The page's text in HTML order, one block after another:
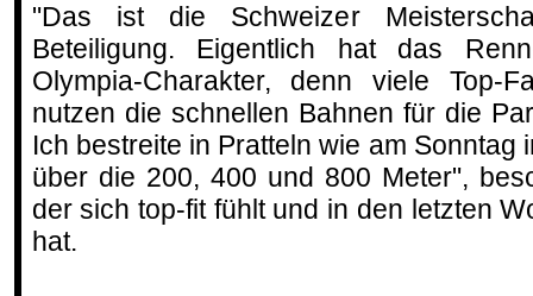
"Das ist die Schweizer
Beteiligung. Eigentlich hat das
Olympia-Charakter, denn viele Top-
nutzen die schnellen Bahnen für die
Ich bestreite in Pratteln wie am Sonntag
über die 200, 400 und 800 Meter",
der sich top-fit fühlt und in den letzten
hat.